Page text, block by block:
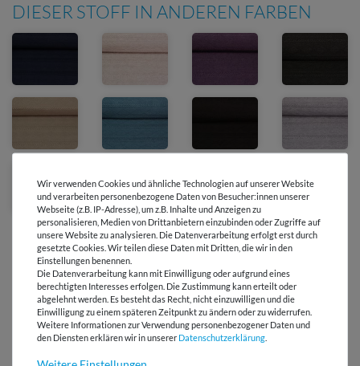
DIESER STOFF IN ANDEREN FARBEN
Versandkostenfrei ab 60 € -
Lieferung mit DHL
E-Mail Kundenservice
Antwort in 24h
Wir verwenden Cookies und ähnliche Technologien auf unserer Website
und verarbeiten personenbezogene Daten von Besucher:innen unserer
Webseite (z.B. IP-Adresse), um z.B. Inhalte und Anzeigen zu
personalisieren, Medien von Drittanbietern einzubinden oder Zugriffe auf
unsere Website zu analysieren. Die Datenverarbeitung erfolgt erst durch
gesetzte Cookies. Wir teilen diese Daten mit Dritten, die wir in den
Einstellungen benennen.
Die Datenverarbeitung kann mit Einwilligung oder aufgrund eines
berechtigten Interesses erfolgen. Die Zustimmung kann erteilt oder
abgelehnt werden. Es besteht das Recht, nicht einzuwilligen und die
Einwilligung zu einem späteren Zeitpunkt zu ändern oder zu widerrufen.
Weitere Informationen zur Verwendung personenbezogener Daten und
den Diensten erklären wir in unserer Daten­schutz­erklärung